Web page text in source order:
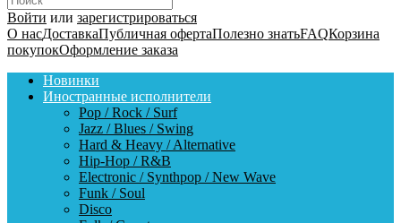
Войти или зарегистрироваться
О насДоставкаПубличная офертаПолезно знатьFAQКорзина
покупокОформление заказа
Новинки
Иностранные исполнители
Pop / Rock / Surf
Jazz / Blues / Swing
Hard & Heavy / Alternative
Hip-Hop / R&B
Electronic / Synthpop / New Wave
Funk / Soul
Disco